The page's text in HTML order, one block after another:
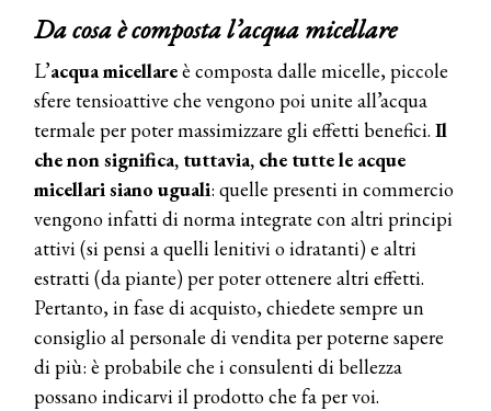
Da cosa è composta l’acqua micellare
L’acqua micellareè composta dalle micelle, piccole
sfere tensioattive che vengono poi unite all’acqua
termale per poter massimizzare gli effetti benefici. Il
che non significa, tuttavia, che tutte le acque
micellari siano uguali: quelle presenti in commercio
vengono infatti di norma integrate con altri principi
attivi (si pensi a quelli lenitivi o idratanti) e altri
estratti (da piante) per poter ottenere altri effetti.
Pertanto, in fase di acquisto, chiedete sempre un
consiglio al personale di vendita per poterne sapere
di più: è probabile che i consulenti di bellezza
possano indicarvi il prodotto che fa per voi.